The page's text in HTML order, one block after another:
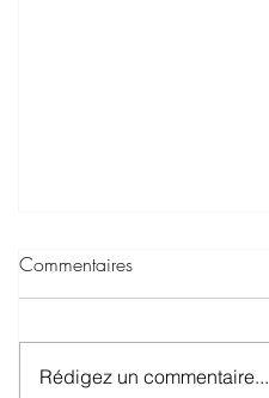
Commentaires
Rédigez un commentaire...